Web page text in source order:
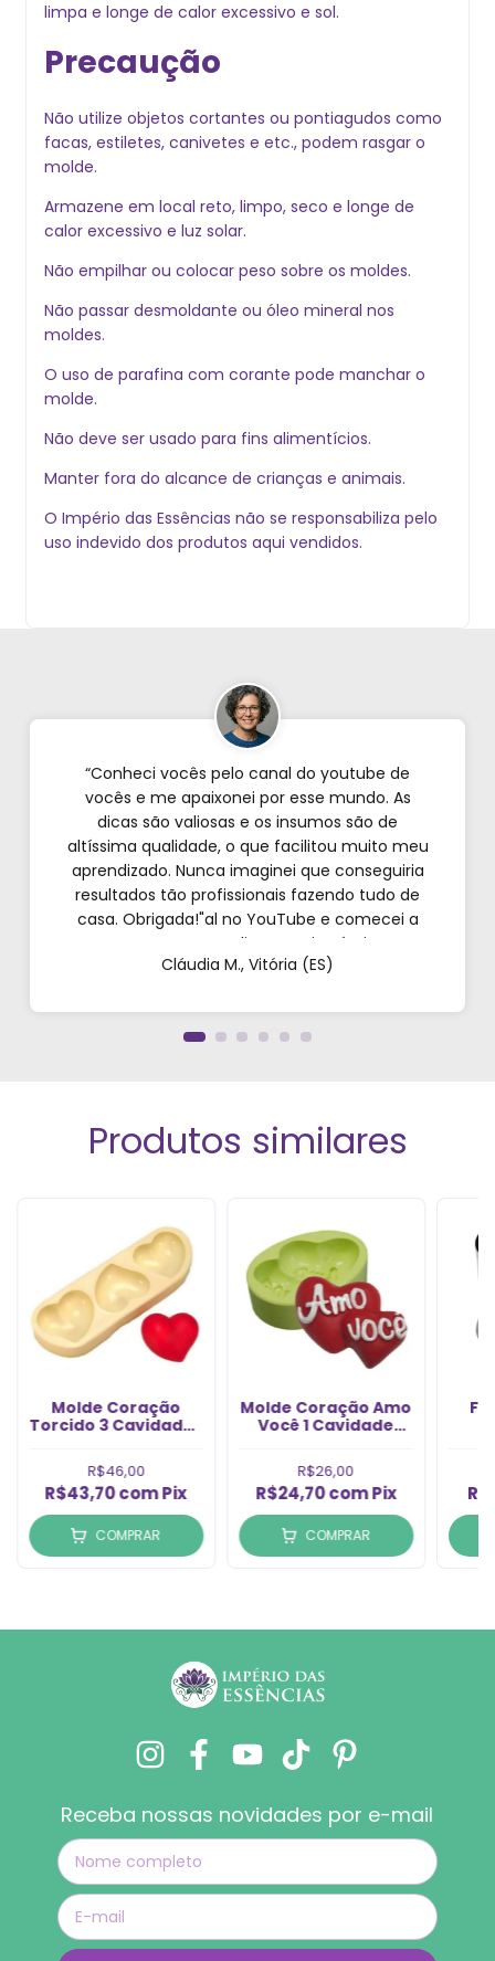
limpa e longe de calor excessivo e sol.
Precaução
Não utilize objetos cortantes ou pontiagudos como
facas, estiletes, canivetes e etc., podem rasgar o
molde.
Armazene em local reto, limpo, seco e longe de
calor excessivo e luz solar.
Não empilhar ou colocar peso sobre os moldes.
Não passar desmoldante ou óleo mineral nos
moldes.
O uso de parafina com corante pode manchar o
molde.
Não deve ser usado para fins alimentícios.
Manter fora do alcance de crianças e animais.
O Império das Essências não se responsabiliza pelo
uso indevido dos produtos aqui vendidos.
“Conheci vocês pelo canal do youtube de
vocês e me apaixonei por esse mundo. As
dicas são valiosas e os insumos são de
altíssima qualidade, o que facilitou muito meu
aprendizado. Nunca imaginei que conseguiria
resultados tão profissionais fazendo tudo de
casa. Obrigada!"al no YouTube e comecei a
testar em casa. As dicas são incríveis e os
produtos são exatamente como mostram nos
perfumes!”
Cláudia M., Vitória (ES)
Produtos similares
Molde Coração
Torcido 3 Cavidades
R$46,00
R$43,70comPix
COMPRAR
Molde Coração Amo
Você 1 Cavidade
R$26,00
R$24,70comPix
COMPRAR
Receba nossas novidades por e-mail